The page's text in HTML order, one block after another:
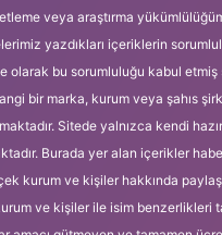
veya araştırma
yazdıkları içeriklerin
olarak bu sorumluluğu kabul etmiş
bir marka, kurum veya şahıs
Sitede yalnızca kendi
Burada yer alan içerikler
kurum ve kişiler hakkında
ve kişiler ile isim benzerlikleri